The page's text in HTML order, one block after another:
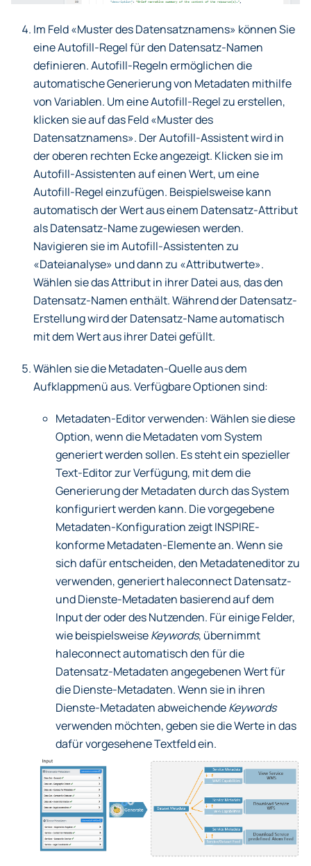
Im Feld «Muster des Datensatznamens» können Sie
eine Autofill-Regel für den Datensatz-Namen
definieren. Autofill-Regeln ermöglichen die
automatische Generierung von Metadaten mithilfe
von Variablen. Um eine Autofill-Regel zu erstellen,
klicken sie auf das Feld «Muster des
Datensatznamens». Der Autofill-Assistent wird in
der oberen rechten Ecke angezeigt. Klicken sie im
Autofill-Assistenten auf einen Wert, um eine
Autofill-Regel einzufügen. Beispielsweise kann
automatisch der Wert aus einem Datensatz-Attribut
als Datensatz-Name zugewiesen werden.
Navigieren sie im Autofill-Assistenten zu
«Dateianalyse» und dann zu «Attributwerte».
Wählen sie das Attribut in ihrer Datei aus, das den
Datensatz-Namen enthält. Während der Datensatz-
Erstellung wird der Datensatz-Name automatisch
mit dem Wert aus ihrer Datei gefüllt.
Wählen sie die Metadaten-Quelle aus dem
Aufklappmenü aus. Verfügbare Optionen sind:
Metadaten-Editor verwenden: Wählen sie diese
Option, wenn die Metadaten vom System
generiert werden sollen. Es steht ein spezieller
Text-Editor zur Verfügung, mit dem die
Generierung der Metadaten durch das System
konfiguriert werden kann. Die vorgegebene
Metadaten-Konfiguration zeigt INSPIRE-
konforme Metadaten-Elemente an. Wenn sie
sich dafür entscheiden, den Metadateneditor zu
verwenden, generiert haleconnect Datensatz-
und Dienste-Metadaten basierend auf dem
Input der oder des Nutzenden. Für einige Felder,
wie beispielsweiseKeywords, übernimmt
haleconnect automatisch den für die
Datensatz-Metadaten angegebenen Wert für
die Dienste-Metadaten. Wenn sie in ihren
Dienste-Metadaten abweichendeKeywords
verwenden möchten, geben sie die Werte in das
dafür vorgesehene Textfeld ein.